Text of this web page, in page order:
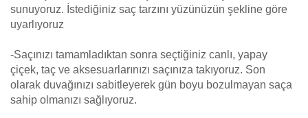
sunuyoruz. İstediğiniz saç tarzını yüzünüzün şekline göre
uyarlıyoruz
-Saçınızı tamamladıktan sonra seçtiğiniz canlı, yapay
çiçek, taç ve aksesuarlarınızı saçınıza takıyoruz. Son
olarak duvağınızı sabitleyerek gün boyu bozulmayan saça
sahip olmanızı sağlıyoruz.